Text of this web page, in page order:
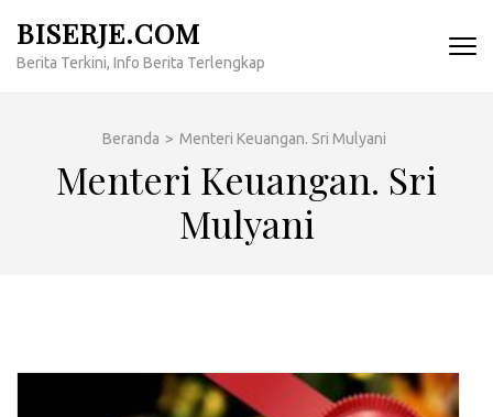
konten
BISERJE.COM
Berita Terkini, Info Berita Terlengkap
Beranda > Menteri Keuangan. Sri Mulyani
Menteri Keuangan. Sri
Mulyani